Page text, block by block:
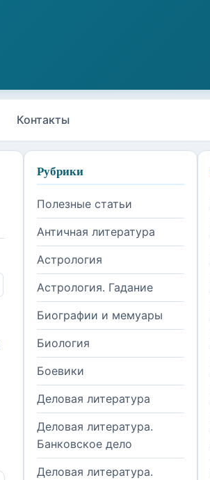
Контакты
Рубрики
Полезные статьи
Античная литература
Астрология
Астрология. Гадание
Биографии и мемуары
Биология
Боевики
Деловая литература
Деловая литература.
Банковское дело
Деловая литература.